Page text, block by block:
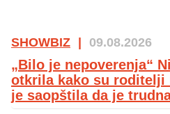
SHOWBIZ 09.08.2026
„Bilo je nepoverenja“
otkrila kako su roditelji
je saopštila da je